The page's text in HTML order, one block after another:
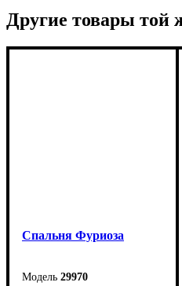
Другие товары той
Спальня Фуриоза
29970